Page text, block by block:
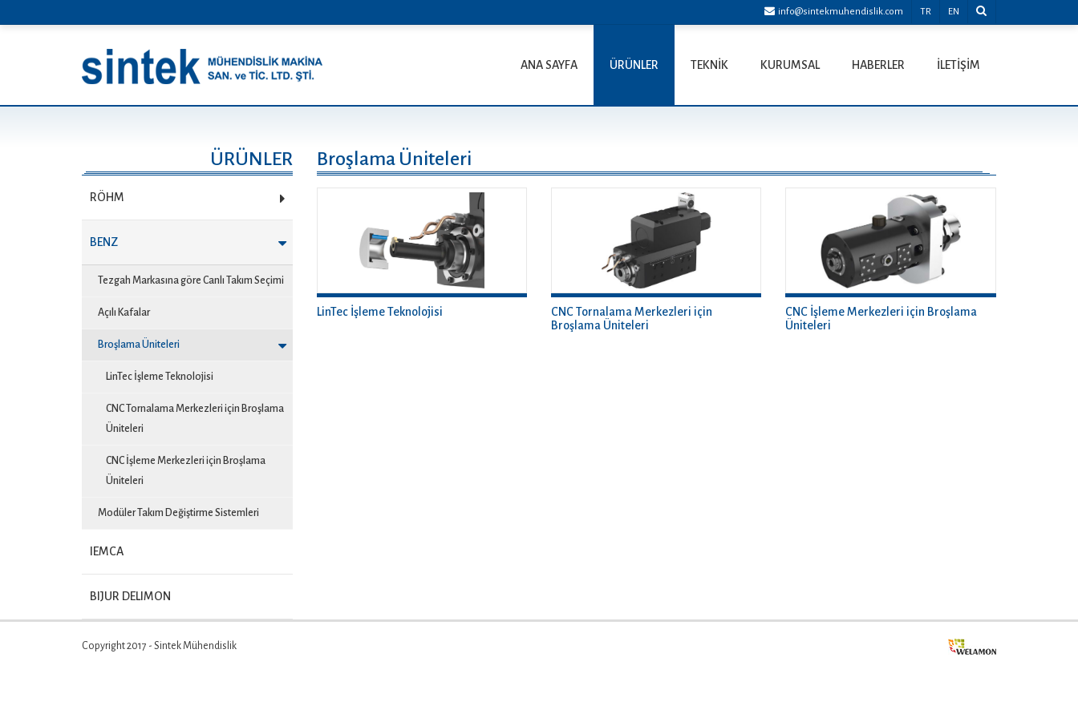
info@sintekmuhendislik.com TR EN
ANA SAYFA ÜRÜNLER TEKNİK KURUMSAL HABERLER İLETİŞİM
ÜRÜNLER
RÖHM
BENZ
Tezgah Markasına göre Canlı Takım Seçimi
Açılı Kafalar
Broşlama Üniteleri
LinTec İşleme Teknolojisi
CNC Tornalama Merkezleri için Broşlama
Üniteleri
CNC İşleme Merkezleri için Broşlama
Üniteleri
Modüler Takım Değiştirme Sistemleri
IEMCA
BIJUR DELIMON
Broşlama Üniteleri
LinTec İşleme Teknolojisi
CNC Tornalama Merkezleri için
Broşlama Üniteleri
CNC İşleme Merkezleri için Broşlama
Üniteleri
Copyright 2017 - Sintek Mühendislik